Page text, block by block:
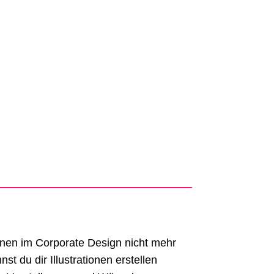
im Corporate Design nicht mehr
du dir Illustrationen erstellen